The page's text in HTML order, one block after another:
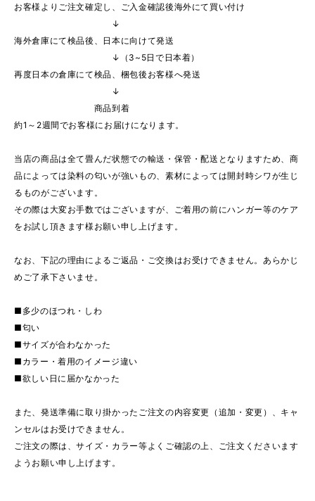
お客様よりご注文確定し、ご入金確認後海外にて買い付け
↓
海外倉庫にて検品後、日本に向けて発送
↓（3~5日で日本着）
再度日本の倉庫にて検品、梱包後お客様へ発送
↓
商品到着
約1～2週間でお客様にお届けになります。
当店の商品は全て畳んだ状態での輸送・保管・配送となりますため、商
品によっては染料の匂いが強いもの、素材によっては開封時シワが生じ
るものがございます。
その際は大変お手数ではございますが、ご着用の前にハンガー等のケア
をお試し頂きます様お願い申し上げます。
なお、下記の理由によるご返品・ご交換はお受けできません。あらかじ
めご了承下さいませ。
■多少のほつれ・しわ
■匂い
■サイズが合わなかった
■カラー・着用のイメージ違い
■欲しい日に届かなかった
また、発送準備に取り掛かったご注文の内容変更（追加・変更）、キャ
ンセルはお受けできません。
ご注文の際は、サイズ・カラー等よくご確認の上、ご注文くださいます
ようお願い申し上げます。